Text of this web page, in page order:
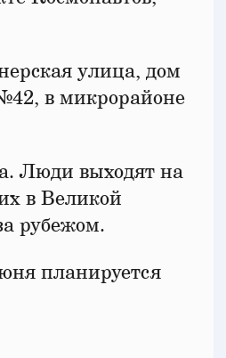
улица, дом
в микрорайоне
Люди выходят на
в Великой
рубежом.
планируется